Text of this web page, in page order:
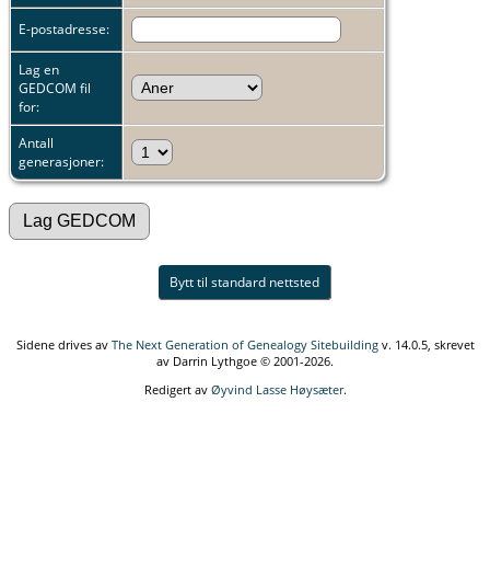
E-postadresse:
Lag en
GEDCOM fil
for:
Antall
generasjoner:
Bytt til standard nettsted
Sidene drives av The Next Generation of Genealogy Sitebuildingv. 14.0.5, skrevet
av Darrin Lythgoe © 2001-2026.
Redigert av Øyvind Lasse Høysæter.